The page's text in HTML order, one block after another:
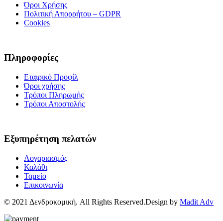
Όροι Χρήσης
Πολιτική Απορρήτου – GDPR
Cookies
Πληροφορίες
Εταιρικό Προφίλ
Όροι χρήσης
Τρόποι Πληρωμής
Τρόποι Αποστολής
Εξυπηρέτηση πελατών
Λογαριασμός
Καλάθι
Ταμείο
Επικοινωνία
© 2021 Δενδροκομική. All Rights Reserved.Design by Madit Adv